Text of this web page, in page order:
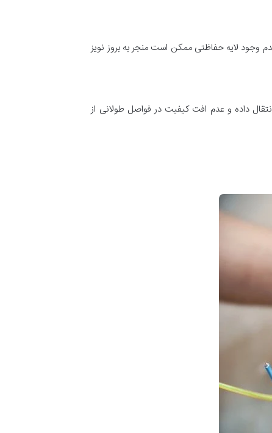
وجود لایه حفاظتی ممکن است منجر به بروز نویز
داده و عدم افت کیفیت در فواصل طولانی‌ از